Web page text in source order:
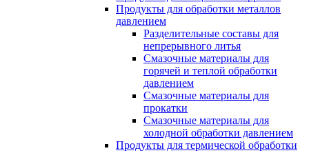
Продукты для обработки металлов
давлением
Разделительные составы для
непрерывного литья
Смазочные материалы для
горячей и теплой обработки
давлением
Смазочные материалы для
прокатки
Смазочные материалы для
холодной обработки давлением
Продукты для термической обработки